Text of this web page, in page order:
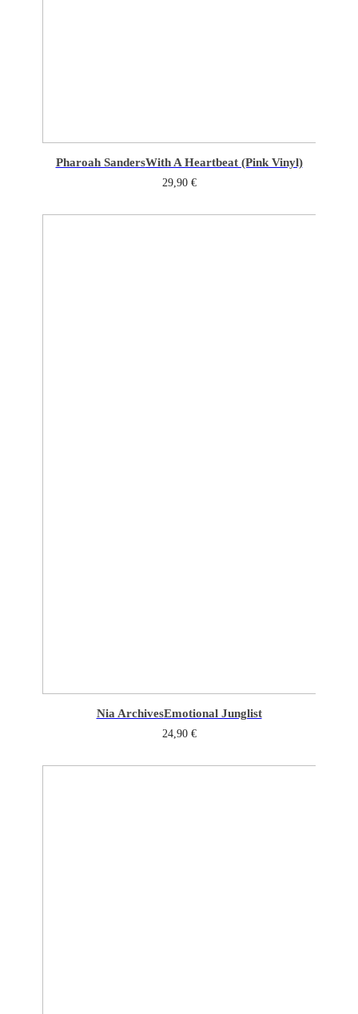
Pharoah SandersWith A Heartbeat (Pink Vinyl)
29,90 €
Nia ArchivesEmotional Junglist
24,90 €